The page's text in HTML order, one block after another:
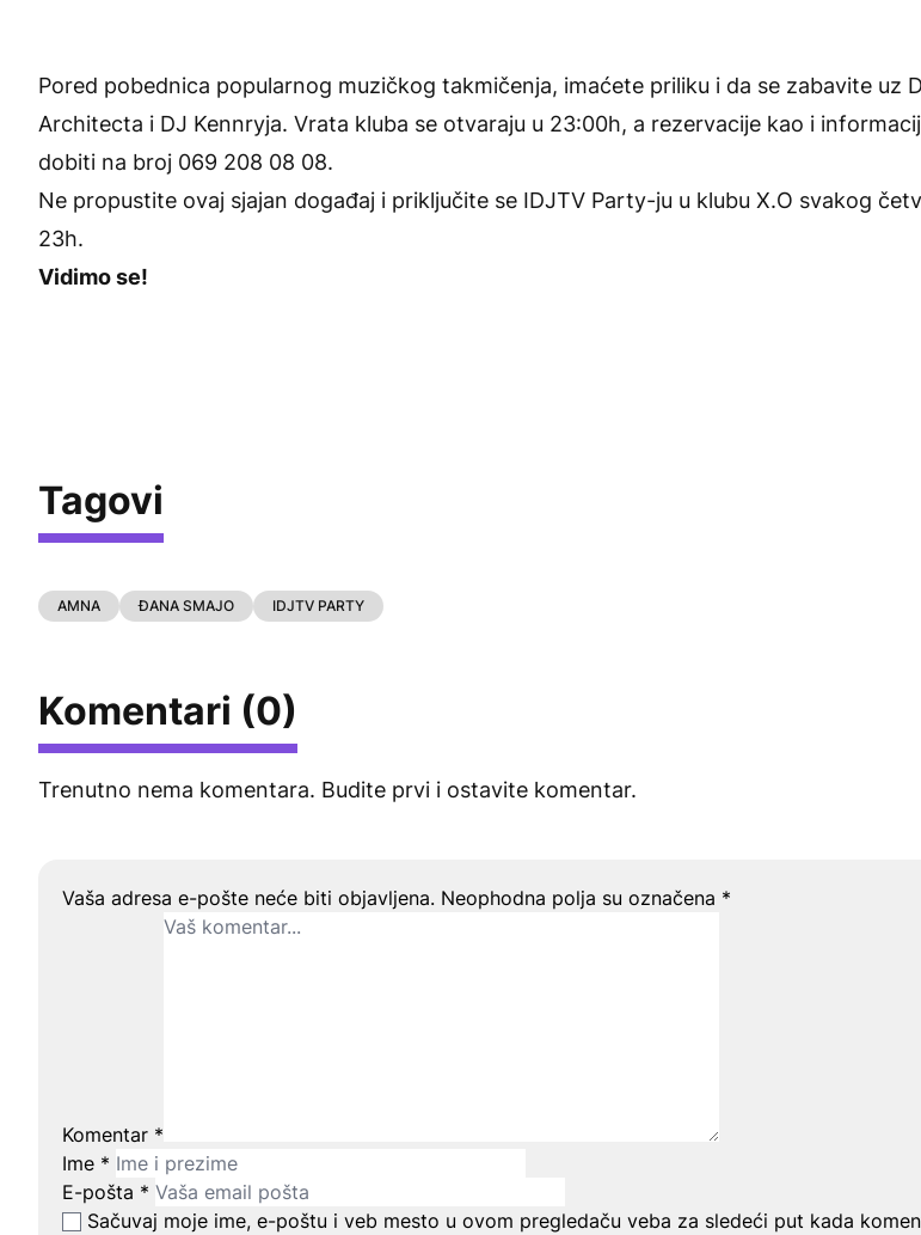
Pored pobednica popularnog muzičkog takmičenja, imaćete priliku i da se zabavite uz
Architecta i DJ Kennryja. Vrata kluba se otvaraju u 23:00h, a rezervacije kao i
dobiti na broj 069 208 08 08.
Ne propustite ovaj sjajan događaj i priključite se IDJTV Party-ju u klubu X.O svakog
23h.
Vidimo se!
Tagovi
AMNA ĐANA SMAJO IDJTV PARTY
Komentari (0)
Trenutno nema komentara. Budite prvi i ostavite komentar.
Ostavite odgovor
Vaša adresa e-pošte neće biti objavljena. Neophodna polja su označena *
Komentar *
Ime *
E-pošta *
Sačuvaj moje ime, e-poštu i veb mesto u ovom pregledaču veba za sledeći put kada